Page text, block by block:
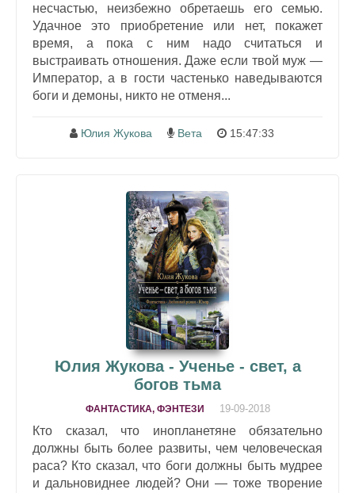
несчастью, неизбежно обретаешь его семью.
Удачное это приобретение или нет, покажет
время, а пока с ним надо считаться и
выстраивать отношения. Даже если твой муж —
Император, а в гости частенько наведываются
боги и демоны, никто не отменя...
Юлия Жукова Вета 15:47:33
Юлия Жукова - Ученье - свет, а
богов тьма
ФАНТАСТИКА, ФЭНТЕЗИ 19-09-2018
Кто сказал, что инопланетяне обязательно
должны быть более развиты, чем человеческая
раса? Кто сказал, что боги должны быть мудрее
и дальновиднее людей? Они — тоже творение